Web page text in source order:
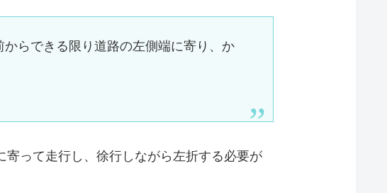
らできる限り道路の左側端に寄り、か
って走行し、徐行しながら左折する必要が